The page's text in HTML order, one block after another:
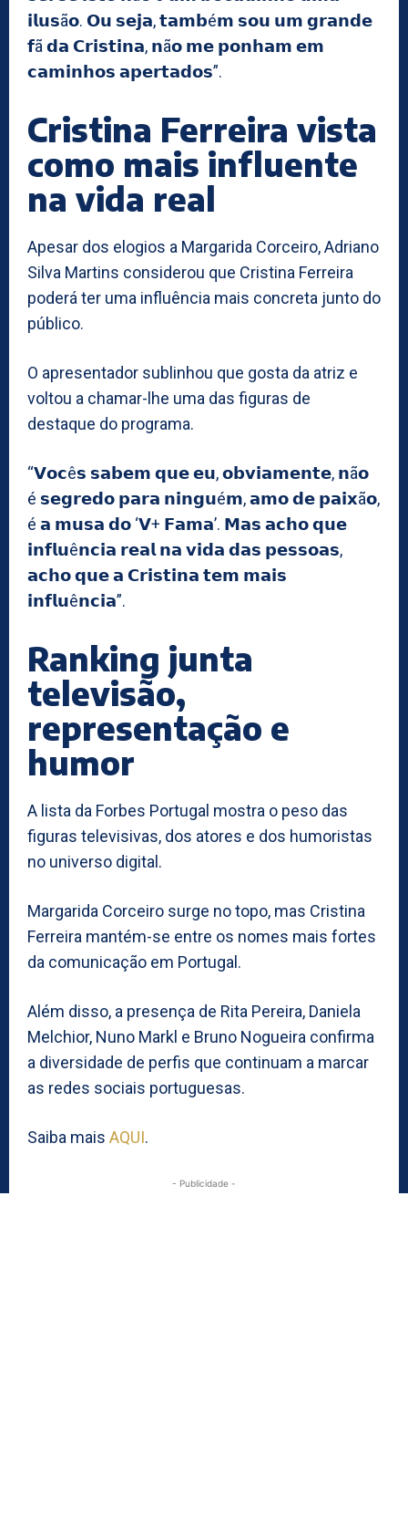
𝗶𝗹𝘂𝘀ã𝗼. 𝗢𝘂 𝘀𝗲𝗷𝗮, 𝘁𝗮𝗺𝗯é𝗺 𝘀𝗼𝘂 𝘂𝗺 𝗴𝗿𝗮𝗻𝗱𝗲
𝗳ã 𝗱𝗮 𝗖𝗿𝗶𝘀𝘁𝗶𝗻𝗮, 𝗻ã𝗼 𝗺𝗲 𝗽𝗼𝗻𝗵𝗮𝗺 𝗲𝗺
𝗰𝗮𝗺𝗶𝗻𝗵𝗼𝘀 𝗮𝗽𝗲𝗿𝘁𝗮𝗱𝗼𝘀”.
Cristina Ferreira vista
como mais influente
na vida real
Apesar dos elogios a Margarida Corceiro, Adriano
Silva Martins considerou que Cristina Ferreira
poderá ter uma influência mais concreta junto do
público.
O apresentador sublinhou que gosta da atriz e
voltou a chamar-lhe uma das figuras de
destaque do programa.
“𝗩𝗼𝗰ê𝘀 𝘀𝗮𝗯𝗲𝗺 𝗾𝘂𝗲 𝗲𝘂, 𝗼𝗯𝘃𝗶𝗮𝗺𝗲𝗻𝘁𝗲, 𝗻ã𝗼
é 𝘀𝗲𝗴𝗿𝗲𝗱𝗼 𝗽𝗮𝗿𝗮 𝗻𝗶𝗻𝗴𝘂é𝗺, 𝗮𝗺𝗼 𝗱𝗲 𝗽𝗮𝗶𝘅ã𝗼,
é 𝗮 𝗺𝘂𝘀𝗮 𝗱𝗼 ‘𝗩+ 𝗙𝗮𝗺𝗮’. 𝗠𝗮𝘀 𝗮𝗰𝗵𝗼 𝗾𝘂𝗲
𝗶𝗻𝗳𝗹𝘂ê𝗻𝗰𝗶𝗮 𝗿𝗲𝗮𝗹 𝗻𝗮 𝘃𝗶𝗱𝗮 𝗱𝗮𝘀 𝗽𝗲𝘀𝘀𝗼𝗮𝘀,
𝗮𝗰𝗵𝗼 𝗾𝘂𝗲 𝗮 𝗖𝗿𝗶𝘀𝘁𝗶𝗻𝗮 𝘁𝗲𝗺 𝗺𝗮𝗶𝘀
𝗶𝗻𝗳𝗹𝘂ê𝗻𝗰𝗶𝗮”.
Ranking junta
televisão,
representação e
humor
A lista da Forbes Portugal mostra o peso das
figuras televisivas, dos atores e dos humoristas
no universo digital.
Margarida Corceiro surge no topo, mas Cristina
Ferreira mantém-se entre os nomes mais fortes
da comunicação em Portugal.
Além disso, a presença de Rita Pereira, Daniela
Melchior, Nuno Markl e Bruno Nogueira confirma
a diversidade de perfis que continuam a marcar
as redes sociais portuguesas.
Saiba mais AQUI.
- Publicidade -